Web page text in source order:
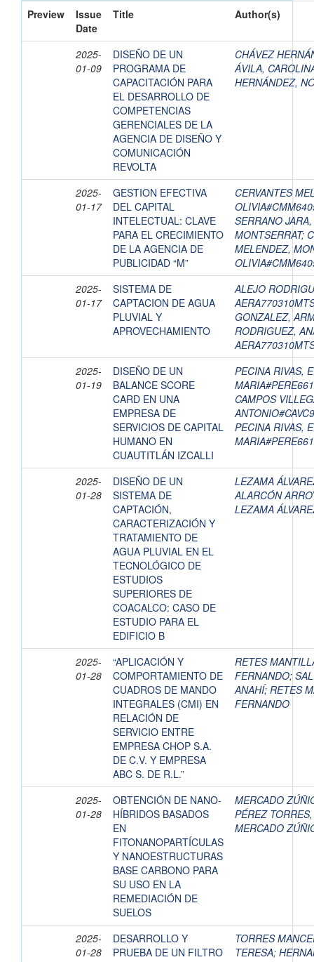
Preview
Issue
Date
Title Author(s)
2025-
01-09
DISEÑO DE UN
PROGRAMA DE
CAPACITACIÓN PARA
EL DESARROLLO DE
COMPETENCIAS
GERENCIALES DE LA
AGENCIA DE DISEÑO Y
COMUNICACIÓN
REVOLTA
CHÁVEZ
ÁVILA,
HERNÁNDEZ,
2025-
01-17
GESTION EFECTIVA
DEL CAPITAL
INTELECTUAL: CLAVE
PARA EL CRECIMIENTO
DE LA AGENCIA DE
PUBLICIDAD “M”
CERVANTES
SERRANO
MONTSERRAT;
MELENDEZ,
2025-
01-17
SISTEMA DE
CAPTACION DE AGUA
PLUVIAL Y
APROVECHAMIENTO
ALEJO
GONZALEZ,
RODRIGUEZ,
2025-
01-19
DISEÑO DE UN
BALANCE SCORE
CARD EN UNA
EMPRESA DE
SERVICIOS DE CAPITAL
HUMANO EN
CUAUTITLÁN IZCALLI
PECINA RIVAS,
CAMPOS
PECINA RIVAS,
2025-
01-28
DISEÑO DE UN
SISTEMA DE
CAPTACIÓN,
CARACTERIZACIÓN Y
TRATAMIENTO DE
AGUA PLUVIAL EN EL
TECNOLÓGICO DE
ESTUDIOS
SUPERIORES DE
COACALCO: CASO DE
ESTUDIO PARA EL
EDIFICIO B
LEZAMA
ALARCÓN
LEZAMA
2025-
01-28
“APLICACIÓN Y
COMPORTAMIENTO DE
CUADROS DE MANDO
INTEGRALES (CMI) EN
RELACIÓN DE
SERVICIO ENTRE
EMPRESA CHOP S.A.
DE C.V. Y EMPRESA
ABC S. DE R.L.”
RETES
FERNANDO;
ANAHÍ; RETES
FERNANDO
2025-
01-28
OBTENCIÓN DE NANO-
HÍBRIDOS BASADOS
EN
FITONANOPARTÍCULAS
Y NANOESTRUCTURAS
BASE CARBONO PARA
SU USO EN LA
REMEDIACIÓN DE
SUELOS
MERCADO
PÉREZ
MERCADO
2025-
01-28
DESARROLLO Y
PRUEBA DE UN FILTRO
TORRES
TERESA;